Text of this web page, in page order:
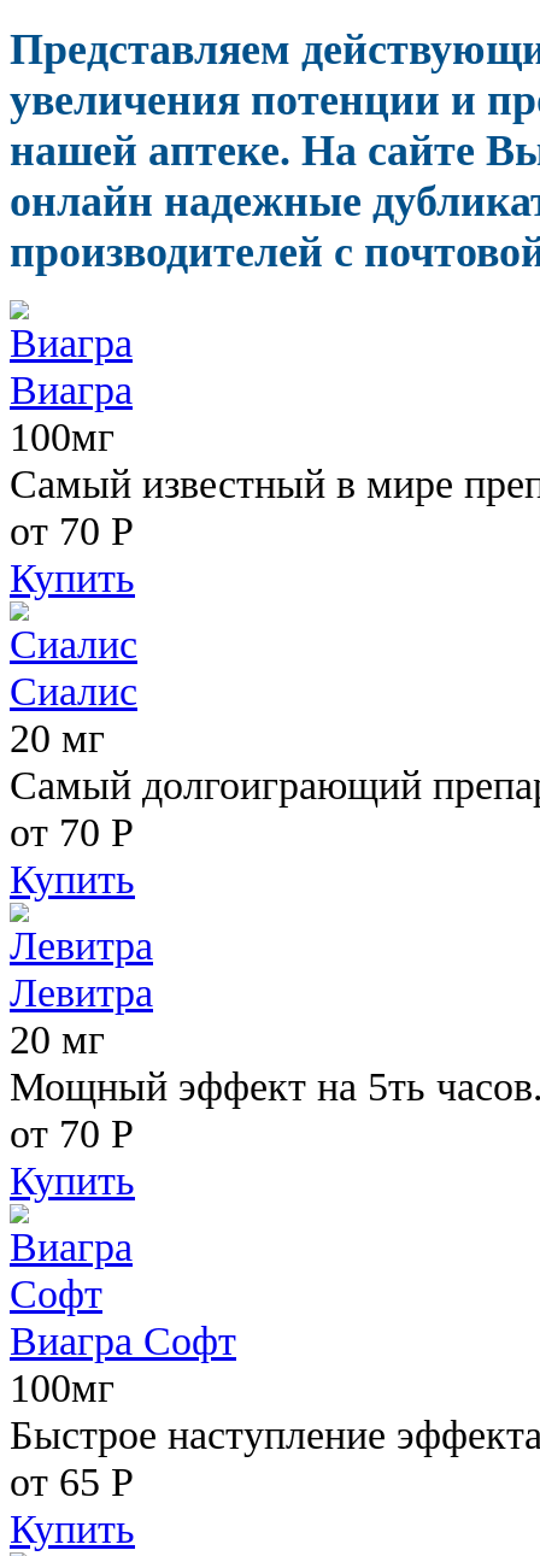
Представляем
увеличения потенции и
нашей аптеке. На сайте
онлайн надежные
производителей с
Виагра
100мг
Самый известный в мире
от 70 Р
Купить
Сиалис
20 мг
Самый долгоиграющий
от 70 Р
Купить
Левитра
20 мг
Мощный эффект на 5ть
от 70 Р
Купить
Виагра Софт
100мг
Быстрое наступление
от 65 Р
Купить